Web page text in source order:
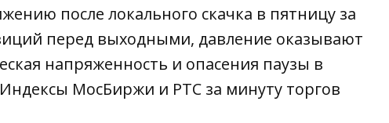
после локального скачка в пятницу за
перед выходными, давление оказывают
напряженность и опасения паузы в
МосБиржи и РТС за минуту торгов